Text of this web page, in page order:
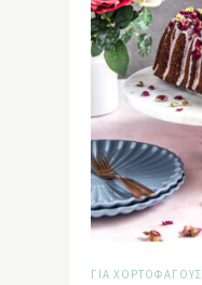
ΓΙΑ ΧΟΡΤΟΦΆΓΟΥΣ